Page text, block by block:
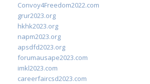
Convoy4Freedom2022.com
grur2023.org
hkhk2023.org
napm2023.org
apsdfd2023.org
forumausape2023.com
imkl2023.com
careerfaircsd2023.com